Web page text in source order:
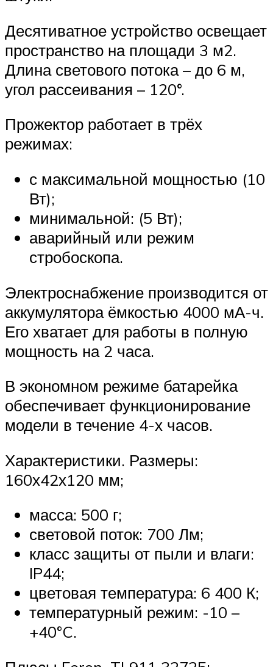
Десятиватное устройство освещает
пространство на площади 3 м2.
Длина светового потока – до 6 м,
угол рассеивания – 120°.
Прожектор работает в трёх
режимах:
с максимальной мощностью (10
Вт);
минимальной: (5 Вт);
аварийный или режим
стробоскопа.
Электроснабжение производится от
аккумулятора ёмкостью 4000 мА-ч.
Его хватает для работы в полную
мощность на 2 часа.
В экономном режиме батарейка
обеспечивает функционирование
модели в течение 4-х часов.
Характеристики. Размеры:
160х42х120 мм;
масса: 500 г;
световой поток: 700 Лм;
класс защиты от пыли и влаги:
IP44;
цветовая температура: 6 400 К;
температурный режим: -10 –
+40°C.